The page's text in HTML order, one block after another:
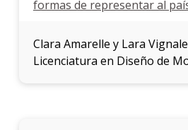
formas de representar al
Clara Amarelle y Lara
Licenciatura en Diseño de